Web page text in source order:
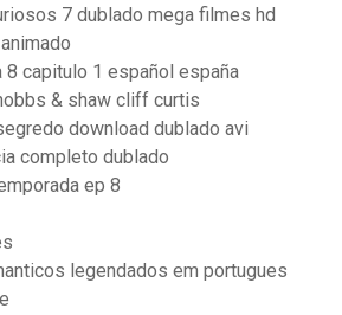
7 dublado mega filmes hd
8 capitulo 1 español españa
& shaw cliff curtis
download dublado avi
completo dublado
ep 8
legendados em portugues